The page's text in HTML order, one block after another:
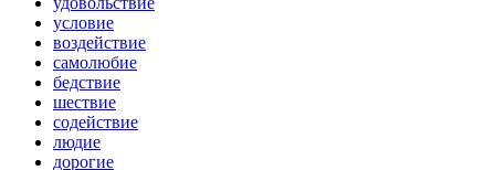
условие
воздействие
самолюбие
бедствие
шествие
содействие
людие
дорогие